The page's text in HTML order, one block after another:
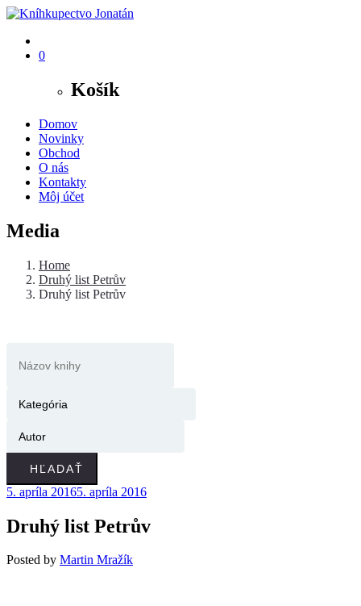
0
Košík
Domov
Novinky
Obchod
O nás
Kontakty
Môj účet
Media
Home
Druhý list Petrův
Druhý list Petrův
HĽADAŤ
5. apríla 20165. apríla 2016
Druhý list Petrův
Posted by Martin Mražík